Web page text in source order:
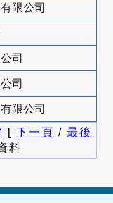
限公司
司
司
限公司
[ 下一頁 / 最後
料